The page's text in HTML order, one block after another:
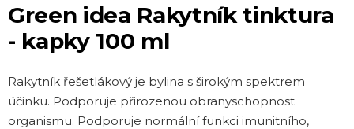
Green idea Rakytník tinktura
- kapky 100 ml
produktu
je
z 5
hvězdiček.
Rakytník řešetlákový je bylina s širokým spektrem
účinku. Podporuje přirozenou obranyschopnost
organismu. Podporuje normální funkci imunitního,